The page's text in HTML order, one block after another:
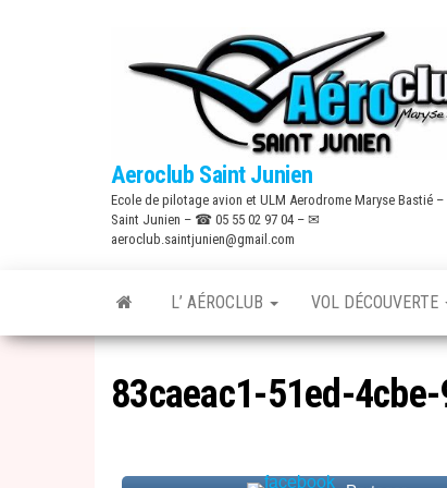
Aeroclub Saint Junien
Ecole de pilotage avion et ULM Aerodrome Maryse Bastié –
Saint Junien – ☎ 05 55 02 97 04 – ✉
aeroclub.saintjunien@gmail.com
L’ AÉROCLUB VOL DÉCOUVERTE
83caeac1-51ed-